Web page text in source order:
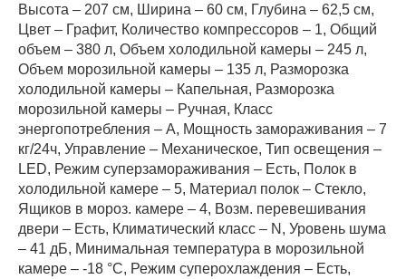
Высота – 207 см, Ширина – 60 см, Глубина – 62,5 см,
Цвет – Графит, Количество компрессоров – 1, Общий
объем – 380 л, Объем холодильной камеры – 245 л,
Объем морозильной камеры – 135 л, Разморозка
холодильной камеры – Капельная, Разморозка
морозильной камеры – Ручная, Класс
энергопотребления – А, Мощность замораживания – 7
кг/24ч, Управление – Механическое, Тип освещения –
LED, Режим суперзамораживания – Есть, Полок в
холодильной камере – 5, Материал полок – Стекло,
Ящиков в мороз. камере – 4, Возм. перевешивания
двери – Есть, Климатический класс – N, Уровень шума
– 41 дБ, Минимальная температура в морозильной
камере – -18 °C, Режим суперохлаждения – Есть,